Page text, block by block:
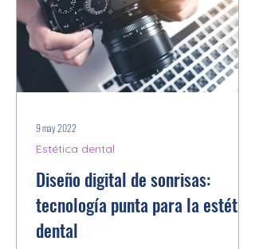
Diseño digital de sonrisas:
tecnología punta para la estética
dental
Estética dental
9 may 2022